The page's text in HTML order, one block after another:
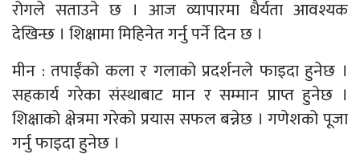
रोगले सताउने छ । आज व्यापारमा धैर्यता आवश्यक
देखिन्छ । शिक्षामा मिहिनेत गर्नु पर्ने दिन छ ।
मीन : तपाईंको कला र गलाको प्रदर्शनले फाइदा हुनेछ ।
सहकार्य गरेका संस्थाबाट मान र सम्मान प्राप्त हुनेछ ।
शिक्षाको क्षेत्रमा गरेको प्रयास सफल बन्नेछ । गणेशको पूजा
गर्नु फाइदा हुनेछ ।